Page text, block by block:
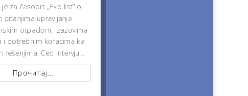
za časopis „Eko list” o
pitanjima upravljanja
otpadom, izazovima
i potrebnim koracima ka
rešenjima. Ceo intervju...
Прочитај...